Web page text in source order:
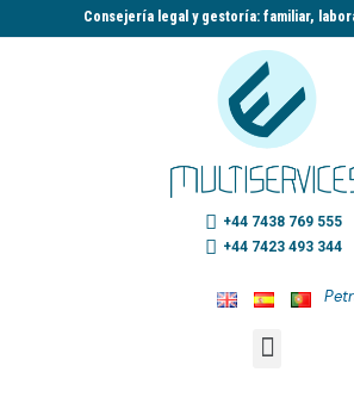
Consejería legal y gestoría: familiar,
+44 7438 769 555
+44 7423 493 344